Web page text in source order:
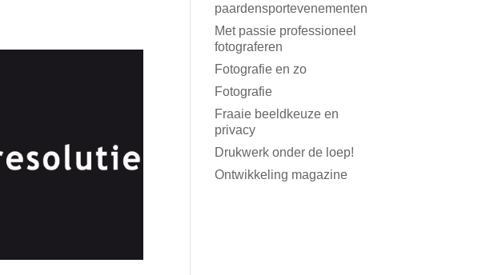
paardensportevenementen
Met passie professioneel
fotograferen
Fotografie en zo
Fotografie
Fraaie beeldkeuze en
privacy
Drukwerk onder de loep!
Ontwikkeling magazine